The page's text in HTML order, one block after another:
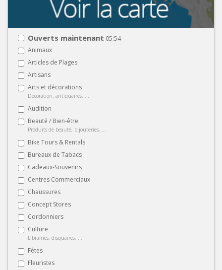
Ouverts maintenant 05:54
Animaux
Articles de Plages
Artisans
Arts et décorations
Décoration, antiquaires, ...
Audition
Beauté / Bien-être
Produits de beauté, bijouteries, ...
Bike Tours & Rentals
Bureaux de Tabacs
Cadeaux-Souvenirs
Centres Commerciaux
Chaussures
Concept Stores
Cordonniers
Culture
Librairies, disquaires, ...
Fêtes
Fleuristes